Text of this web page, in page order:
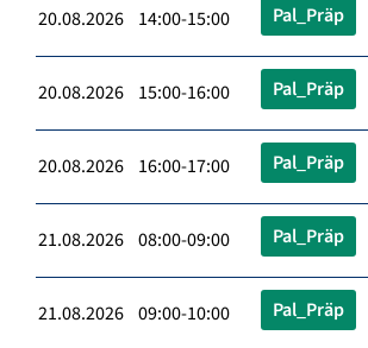
20.08.2026 14:00-15:00 Pal_Präp
20.08.2026 15:00-16:00 Pal_Präp
20.08.2026 16:00-17:00 Pal_Präp
21.08.2026 08:00-09:00 Pal_Präp
21.08.2026 09:00-10:00 Pal_Präp